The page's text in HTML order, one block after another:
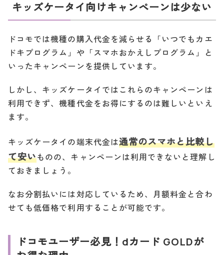
キッズケータイ向けキャンペーンは少ない
ドコモでは機種の購入代金を減らせる「いつでもカエ
ドキプログラム」や「スマホおかえしプログラム」と
いったキャンペーンを提供しています。
しかし、キッズケータイではこれらのキャンペーンは
利用できず、機種代金をお得にするのは難しいといえ
ます。
キッズケータイの端末代金は通常のスマホと比較し
て安いものの、キャンペーンは利用できないと理解し
ておきましょう。
なお分割払いには対応しているため、月額料金と合わ
せても低価格で利用することが可能です。
ドコモユーザー必見！dカード GOLDが